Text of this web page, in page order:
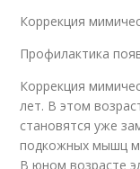
Коррекция
Профилактика
Коррекция
лет. В этом
становятся уже
подкожных мышц
В юном возрасте